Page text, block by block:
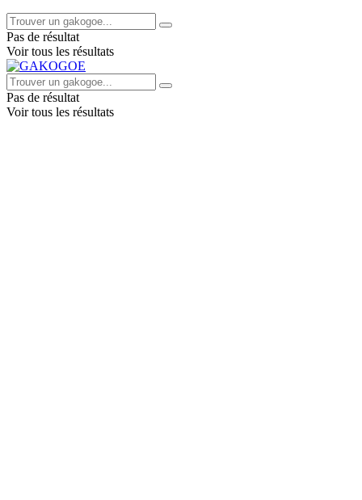
Pas de résultat
Voir tous les résultats
Pas de résultat
Voir tous les résultats